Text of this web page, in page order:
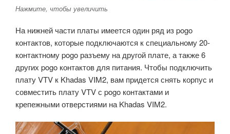
Нажмите, чтобы увеличить
На нижней части платы имеется один ряд из pogo
контактов, которые подключаются к специальному 20-
контактному pogo разъему на другой плате, а также 6
других pogo контактов для питания. Чтобы подключить
плату VTV к Khadas VIM2, вам придется снять корпус и
совместить плату VTV с pogo контактами и
крепежными отверстиями на Khadas VIM2.